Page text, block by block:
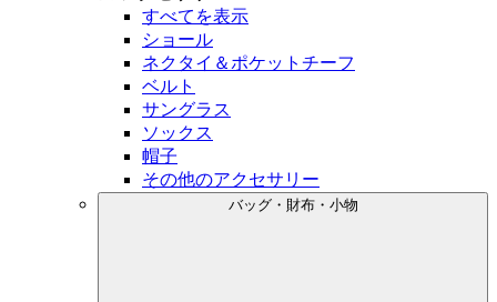
すべてを表示
ショール
ネクタイ＆ポケットチーフ
ベルト
サングラス
ソックス
帽子
その他のアクセサリー
バッグ・財布・小物